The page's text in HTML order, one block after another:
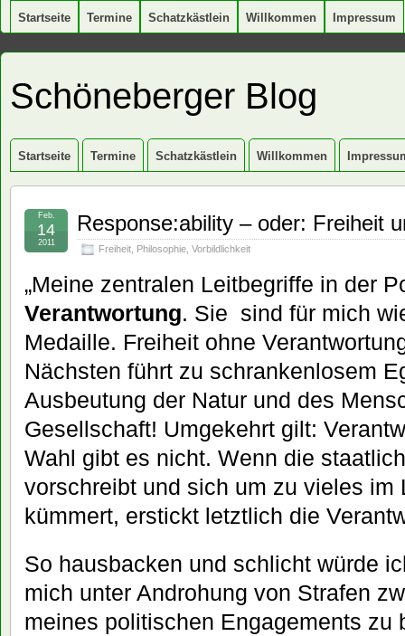
Startseite Termine Schatzkästlein Willkommen Impressum
Schöneberger Blog
Startseite Termine Schatzkästlein Willkommen
Response:ability – oder: Freiheit
Freiheit Philosophie Vorbildlichkeit
Feb.
14
2011
„Meine zentralen Leitbegriffe in der
Verantwortung. Sie sind für mich
Medaille. Freiheit ohne
Nächsten führt zu schrankenlosem
Ausbeutung der Natur und des
Gesellschaft! Umgekehrt gilt:
Wahl gibt es nicht. Wenn die
vorschreibt und sich um zu vieles im
kümmert, erstickt letztlich die
So hausbacken und schlicht würde
mich unter Androhung von Strafen
meines politischen Engagements zu